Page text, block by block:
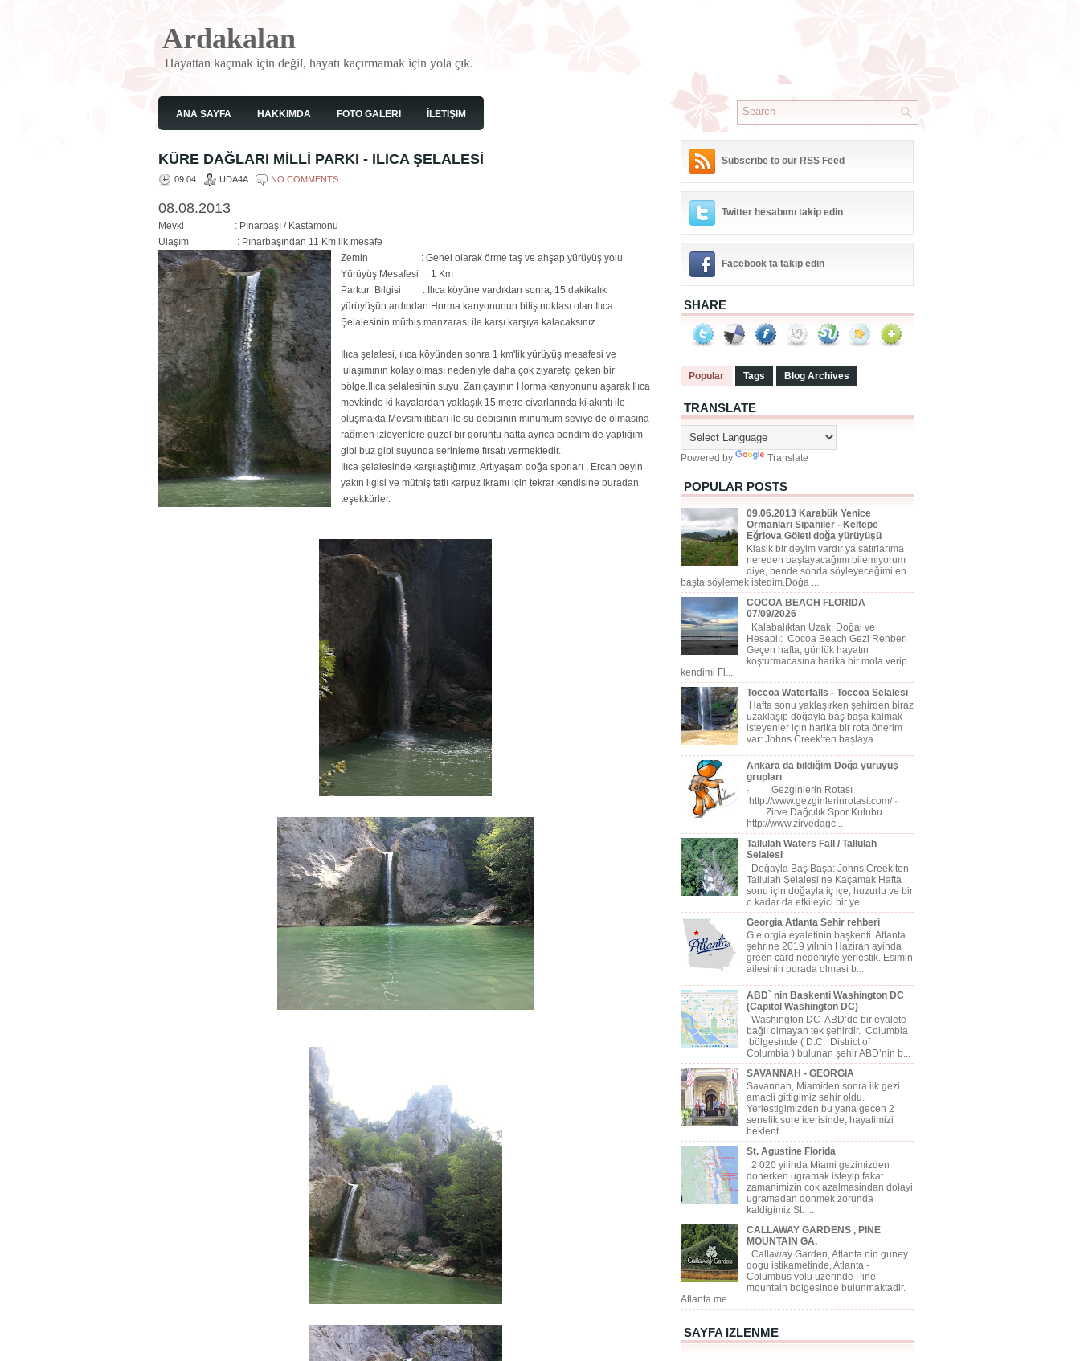
Ardakalan
Hayattan kaçmak için değil, hayatı kaçırmamak için yola çık.
ANA SAYFA HAKKIMDA FOTO GALERI İLETIŞIM
KÜRE DAĞLARI MİLLİ PARKI - ILICA ŞELALESİ
09:04 UDA4A NO COMMENTS
08.08.2013
Mevki : Pınarbaşı / Kastamonu
Ulaşım : Pınarbaşından 11 Km lik mesafe
Zemin : Genel olarak örme taş ve ahşap yürüyüş yolu
Yürüyüş Mesafesi : 1 Km
Parkur Bilgisi : Ilıca köyüne vardıktan sonra, 15 dakikalık
yürüyüşün ardından Horma kanyonunun bitiş noktası olan Ilıca
Şelalesinin müthiş manzarası ile karşı karşıya kalacaksınız.
Ilıca şelalesi, ılıca köyünden sonra 1 km'lik yürüyüş mesafesi ve
ulaşımının kolay olması nedeniyle daha çok ziyaretçi çeken bir
bölge.Ilıca şelalesinin suyu, Zarı çayının Horma kanyonunu aşarak Ilıca
mevkinde ki kayalardan yaklaşık 15 metre civarlarında ki akıntı ile
oluşmakta.Mevsim itibarı ile su debisinin minumum seviye de olmasına
rağmen izleyenlere güzel bir görüntü hatta ayrıca bendim de yaptığım
gibi buz gibi suyunda serinleme fırsatı vermektedir.
Ilıca şelalesinde karşılaştığımız, Artıyaşam doğa sporları , Ercan beyin
yakın ilgisi ve müthiş tatlı karpuz ikramı için tekrar kendisine buradan
teşekkürler.
Subscribe to our RSS Feed
Twitter hesabımı takip edin
Facebook ta takip edin
SHARE
Popular Tags Blog Archives
TRANSLATE
Powered by Translate
POPULAR POSTS
09.06.2013 Karabük Yenice
Ormanları Sipahiler - Keltepe _
Eğriova Göleti doğa yürüyüşü
Klasik bir deyim vardır ya satırlarıma
nereden başlayacağımı bilemiyorum
diye, bende sonda söyleyeceğimi en
başta söylemek istedim.Doğa ...
COCOA BEACH FLORIDA
07/09/2026
Kalabalıktan Uzak, Doğal ve
Hesaplı: Cocoa Beach Gezi Rehberi
Geçen hafta, günlük hayatın
koşturmacasına harika bir mola verip
kendimi Fl...
Toccoa Waterfalls - Toccoa Selalesi
Hafta sonu yaklaşırken şehirden biraz
uzaklaşıp doğayla baş başa kalmak
isteyenler için harika bir rota önerim
var: Johns Creek’ten başlaya...
Ankara da bildiğim Doğa yürüyüş
grupları
· Gezginlerin Rotası
http://www.gezginlerinrotasi.com/ ·
Zirve Dağcılık Spor Kulubu
http://www.zirvedagc...
Tallulah Waters Fall / Tallulah
Selalesi
Doğayla Baş Başa: Johns Creek’ten
Tallulah Şelalesi’ne Kaçamak Hafta
sonu için doğayla iç içe, huzurlu ve bir
o kadar da etkileyici bir ye...
Georgia Atlanta Sehir rehberi
G e orgia eyaletinin başkenti Atlanta
şehrine 2019 yılınin Haziran ayinda
green card nedeniyle yerlestik. Esimin
ailesinin burada olmasi b...
ABD` nin Baskenti Washington DC
(Capitol Washington DC)
Washington DC ABD’de bir eyalete
bağlı olmayan tek şehirdir. Columbia
bölgesinde ( D.C. District of
Columbia ) bulunan şehir ABD’nin b...
SAVANNAH - GEORGIA
Savannah, Miamiden sonra ilk gezi
amacli gittigimiz sehir oldu.
Yerlestigimizden bu yana gecen 2
senelik sure icerisinde, hayatimizi
beklent...
St. Agustine Florida
2 020 yilinda Miami gezimizden
donerken ugramak isteyip fakat
zamanimizin cok azalmasindan dolayi
ugramadan donmek zorunda
kaldigimiz St. ...
CALLAWAY GARDENS , PINE
MOUNTAIN GA.
Callaway Garden, Atlanta nin guney
dogu istikametinde, Atlanta -
Columbus yolu uzerinde Pine
mountain bolgesinde bulunmaktadir.
Atlanta me...
SAYFA IZLENME